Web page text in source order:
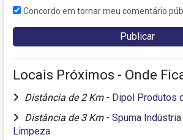
Concordo em tornar meu comentário
Locais Próximos - Onde
Distância de 2 Km - Dipol Produtos
Distância de 3 Km - Spuma
Limpeza